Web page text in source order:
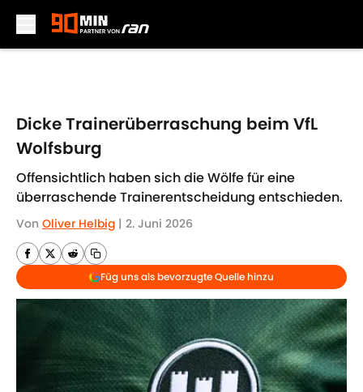
Dicke Trainerüberraschung beim VfL
Wolfsburg
Offensichtlich haben sich die Wölfe für eine
überraschende Trainerentscheidung entschieden.
Von Oliver Helbig | 2. Juni 2026
Füg uns als bevorzugte Quelle hinzu